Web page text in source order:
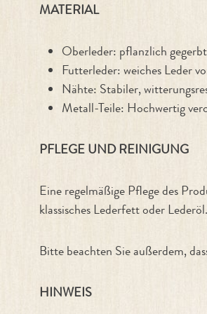
MATERIAL
Oberleder: pflanzlich
Futterleder: weiches Leder
Nähte: Stabiler,
Metall-Teile: Hochwertig
PFLEGE UND REINIGUNG
Eine regelmäßige Pflege des
klassisches Lederfett oder Lederöl.
Bitte beachten Sie außerdem,
HINWEIS